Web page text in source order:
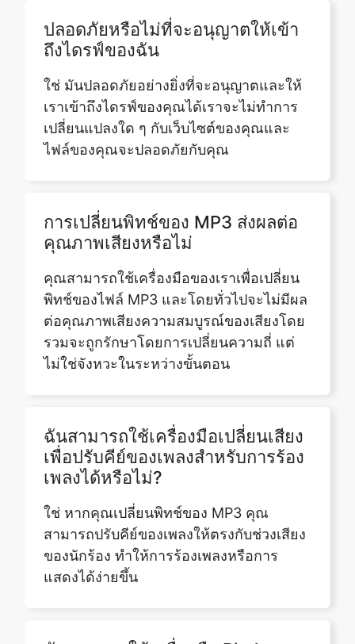
ใช่ มันปลอดภัยอย่างยิ่งที่จะอนุญาตและให้
เราเข้าถึงไดรฟ์ของคุณได้เราจะไม่ทำการ
เปลี่ยนแปลงใด ๆ กับเว็บไซต์ของคุณและ
ไฟล์ของคุณจะปลอดภัยกับคุณ
การเปลี่ยนพิทช์ของ MP3 ส่งผลต่อ
คุณสามารถใช้เครื่องมือของเราเพื่อเปลี่ยน
พิทช์ของไฟล์ MP3 และโดยทั่วไปจะไม่มีผล
ต่อคุณภาพเสียงความสมบูรณ์ของเสียงโดย
รวมจะถูกรักษาโดยการเปลี่ยนความถี่ แต่
ไม่ใช่จังหวะในระหว่างขั้นตอน
ฉันสามารถใช้เครื่องมือเปลี่ยนเสียง
ใช่ หากคุณเปลี่ยนพิทช์ของ MP3 คุณ
สามารถปรับคีย์ของเพลงให้ตรงกับช่วงเสียง
ของนักร้อง ทำให้การร้องเพลงหรือการ
แสดงได้ง่ายขึ้น
ฉันสามารถใช้เครื่องมือ Pitch